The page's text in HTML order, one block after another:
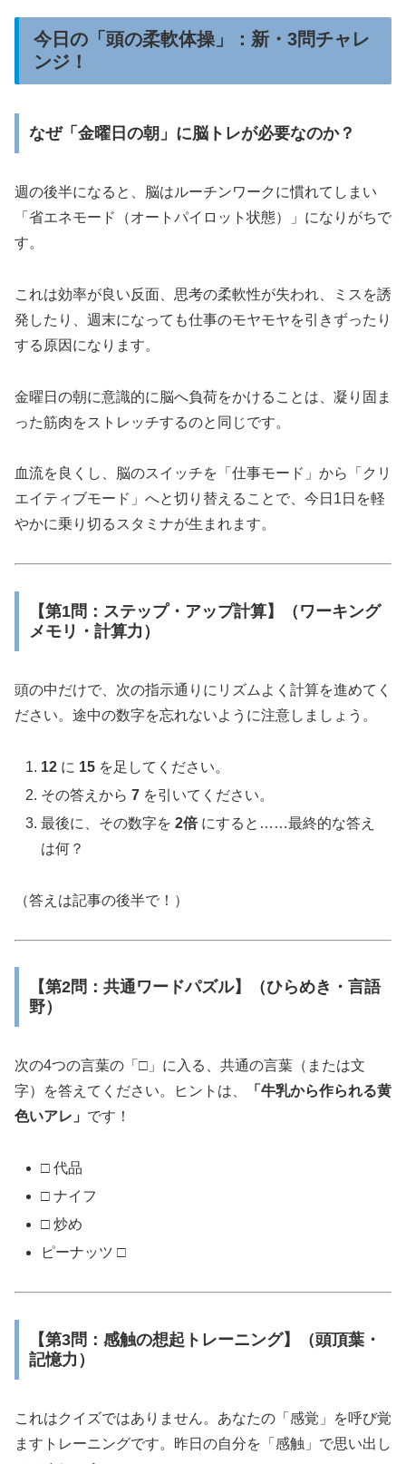
今日の「頭の柔軟体操」：新・3問チャレ
ンジ！
なぜ「金曜日の朝」に脳トレが必要なのか？
週の後半になると、脳はルーチンワークに慣れてしまい
「省エネモード（オートパイロット状態）」になりがちで
す。
これは効率が良い反面、思考の柔軟性が失われ、ミスを誘
発したり、週末になっても仕事のモヤモヤを引きずったり
する原因になります。
金曜日の朝に意識的に脳へ負荷をかけることは、凝り固ま
った筋肉をストレッチするのと同じです。
血流を良くし、脳のスイッチを「仕事モード」から「クリ
エイティブモード」へと切り替えることで、今日1日を軽
やかに乗り切るスタミナが生まれます。
【第1問：ステップ・アップ計算】（ワーキング
メモリ・計算力）
頭の中だけで、次の指示通りにリズムよく計算を進めてく
ださい。途中の数字を忘れないように注意しましょう。
12 に 15 を足してください。
その答えから7 を引いてください。
最後に、その数字を2倍にすると……最終的な答え
は何？
（答えは記事の後半で！）
【第2問：共通ワードパズル】（ひらめき・言語
野）
次の4つの言葉の「□」に入る、共通の言葉（または文
字）を答えてください。ヒントは、
「牛乳から作られる黄
色いアレ」 です！
□ 代品
□ ナイフ
□ 炒め
ピーナッツ □
【第3問：感触の想起トレーニング】（頭頂葉・
記憶力）
これはクイズではありません。あなたの「感覚」を呼び覚
ますトレーニングです。昨日の自分を「感触」で思い出し